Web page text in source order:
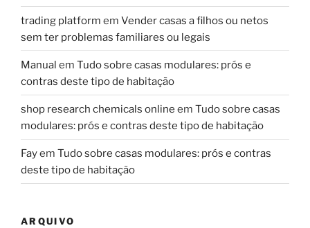
trading platform em Vender casas a filhos ou netos
sem ter problemas familiares ou legais
Manual em Tudo sobre casas modulares: prós e
contras deste tipo de habitação
shop research chemicals online em Tudo sobre casas
modulares: prós e contras deste tipo de habitação
Fayem Tudo sobre casas modulares: prós e contras
deste tipo de habitação
ARQUIVO